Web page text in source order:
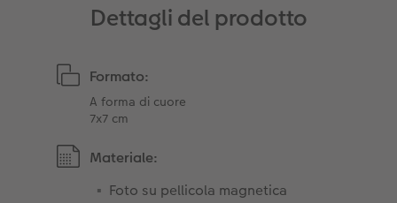
Dettagli del prodotto
Formato:
A forma di cuore
7x7 cm
Materiale:
Foto su pellicola magnetica